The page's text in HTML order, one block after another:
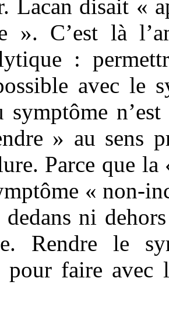
Lacan disait «
». C’est là
:
avec le
symptôme
» au sens
Parce que
« non-
ni
Rendre le
pour faire avec